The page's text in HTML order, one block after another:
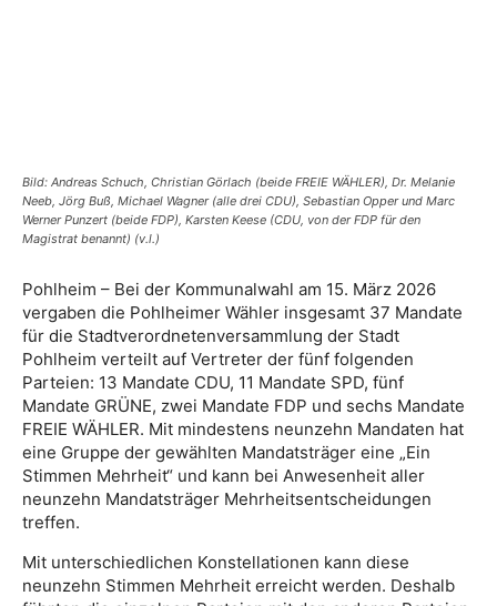
Bild: Andreas Schuch, Christian Görlach (beide FREIE WÄHLER), Dr. Melanie
Neeb, Jörg Buß, Michael Wagner (alle drei CDU), Sebastian Opper und Marc
Werner Punzert (beide FDP), Karsten Keese (CDU, von der FDP für den
Magistrat benannt) (v.l.)
Pohlheim – Bei der Kommunalwahl am 15. März 2026
vergaben die Pohlheimer Wähler insgesamt 37 Mandate
für die Stadtverordnetenversammlung der Stadt
Pohlheim verteilt auf Vertreter der fünf folgenden
Parteien: 13 Mandate CDU, 11 Mandate SPD, fünf
Mandate GRÜNE, zwei Mandate FDP und sechs Mandate
FREIE WÄHLER. Mit mindestens neunzehn Mandaten hat
eine Gruppe der gewählten Mandatsträger eine „Ein
Stimmen Mehrheit“ und kann bei Anwesenheit aller
neunzehn Mandatsträger Mehrheitsentscheidungen
treffen.
Mit unterschiedlichen Konstellationen kann diese
neunzehn Stimmen Mehrheit erreicht werden. Deshalb